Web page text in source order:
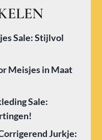
Sale: Stijlvol
Meisjes in Maat
Sale:
Jurkje: